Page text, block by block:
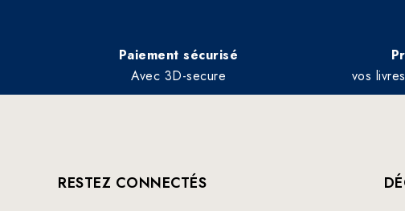
Paiement sécurisé
Avec 3D-secure
vos
RESTEZ CONNECTÉS